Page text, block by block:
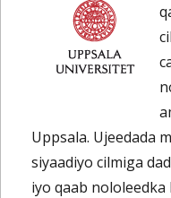
Uppsala. Ujeedada
siyaadiyo cilmiga
iyo qaab